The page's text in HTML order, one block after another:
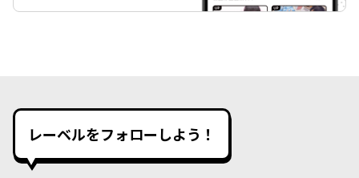
レーベルをフォローしよう！